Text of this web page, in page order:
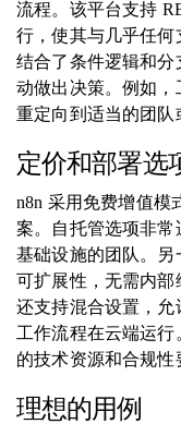
流程。该平台支持
行，使其与几乎任何
结合了条件逻辑和分
动做出决策。例如
重定向到适当的团队
定价和部署选
n8n 采用免费增值模
案。自托管选项非
基础设施的团队。
可扩展性，无需内部
还支持混合设置，
工作流程在云端运行
的技术资源和合规性
理想的用例